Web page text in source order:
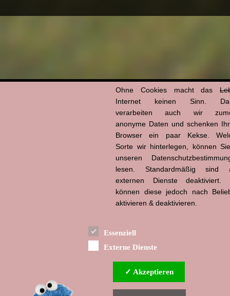
Ohne Cookies macht das
Internet keinen Sinn.
verarbeiten auch wir
anonyme Daten und schenken
Browser ein paar Kekse.
Sorte wir hinterlegen, können
unseren
lesen. Standardmäßig sind
externen Dienste deaktiviert.
können diese jedoch nach
aktivieren & deaktivieren.
Essenziell
Externe Dienste
✓ Akzeptieren